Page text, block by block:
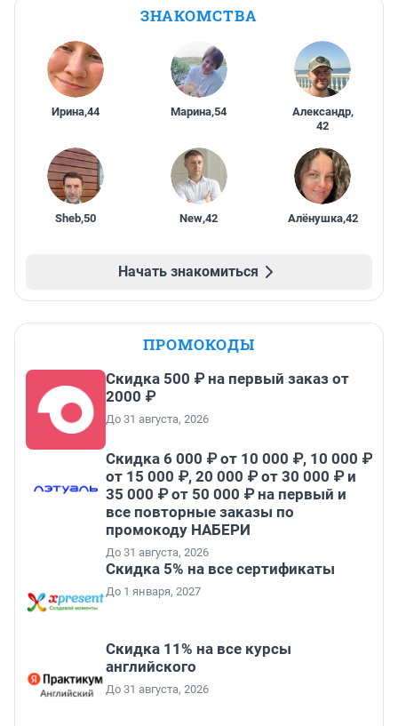
ЗНАКОМСТВА
Ирина,44 Марина,54 Александр,
42
Sheb,50 New,42 Алёнушка,42
Начать знакомиться
ПРОМОКОДЫ
Скидка 500 ₽ на первый заказ от
2000 ₽
До 31 августа, 2026
Скидка 6 000 ₽ от 10 000 ₽, 10 000 ₽
от 15 000 ₽, 20 000 ₽ от 30 000 ₽ и
35 000 ₽ от 50 000 ₽ на первый и
все повторные заказы по
промокоду НАБЕРИ
До 31 августа, 2026
Скидка 5% на все сертификаты
До 1 января, 2027
Скидка 11% на все курсы
английского
До 31 августа, 2026